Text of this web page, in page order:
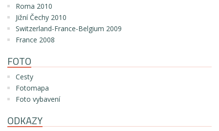
Roma 2010
Jižní Čechy 2010
Switzerland-France-Belgium 2009
France 2008
FOTO
Cesty
Fotomapa
Foto vybavení
ODKAZY